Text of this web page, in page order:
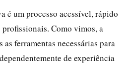
é um processo acessível, rápido
Como vimos, a
ferramentas necessárias para
de experiência